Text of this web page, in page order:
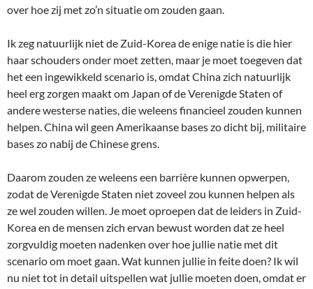
over hoe zij met zo’n situatie om zouden gaan.
Ik zeg natuurlijk niet de Zuid-Korea de enige natie is die hier
haar schouders onder moet zetten, maar je moet toegeven dat
het een ingewikkeld scenario is, omdat China zich natuurlijk
heel erg zorgen maakt om Japan of de Verenigde Staten of
andere westerse naties, die weleens financieel zouden kunnen
helpen. China wil geen Amerikaanse bases zo dicht bij, militaire
bases zo nabij de Chinese grens.
Daarom zouden ze weleens een barrière kunnen opwerpen,
zodat de Verenigde Staten niet zoveel zou kunnen helpen als
ze wel zouden willen. Je moet oproepen dat de leiders in Zuid-
Korea en de mensen zich ervan bewust worden dat ze heel
zorgvuldig moeten nadenken over hoe jullie natie met dit
scenario om moet gaan. Wat kunnen jullie in feite doen? Ik wil
nu niet tot in detail uitspellen wat jullie moeten doen, omdat er